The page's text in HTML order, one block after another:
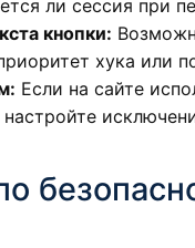
ли сессия при
кнопки:
хука или
Если на сайте